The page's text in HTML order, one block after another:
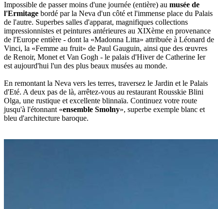
Impossible de passer moins d'une journée (entière) au musée de
l'Ermitage bordé par la Neva d'un côté et l'immense place du Palais
de l'autre. Superbes salles d'apparat, magnifiques collections
impressionnistes et peintures antérieures au XIXème en provenance
de l'Europe entière - dont la «Madonna Litta» attribuée à Léonard de
Vinci, la «Femme au fruit» de Paul Gauguin, ainsi que des œuvres
de Renoir, Monet et Van Gogh - le palais d'Hiver de Catherine Ier
est aujourd'hui l'un des plus beaux musées au monde.
En remontant la Neva vers les terres, traversez le Jardin et le Palais
d'Eté. A deux pas de là, arrêtez-vous au restaurant Rousskie Blini
Olga, une rustique et excellente blinnaïa. Continuez votre route
jusqu'à l'étonnant «ensemble Smolny», superbe exemple blanc et
bleu d'architecture baroque.